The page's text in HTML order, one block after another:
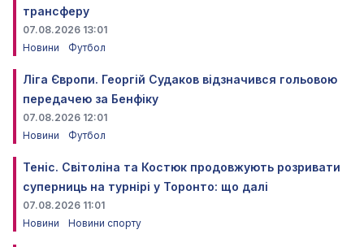
трансферу
07.08.2026 13:01
Новини
Футбол
Ліга Європи. Георгій Судаков відзначився гольовою
передачею за Бенфіку
07.08.2026 12:01
Новини
Футбол
Теніс. Світоліна та Костюк продовжують розривати
суперниць на турнірі у Торонто: що далі
07.08.2026 11:01
Новини
Новини спорту